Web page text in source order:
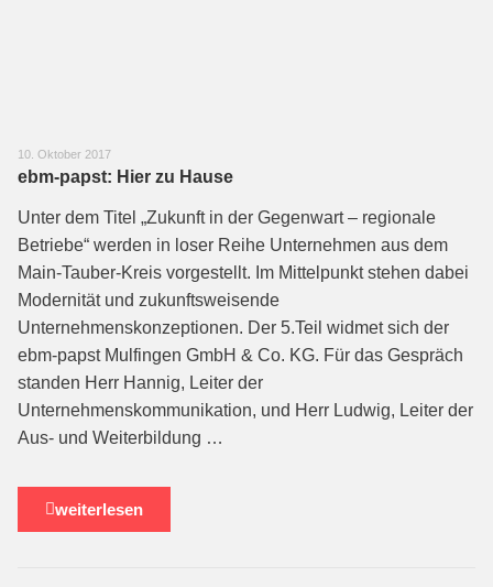
10. Oktober 2017
ebm-papst: Hier zu Hause
Unter dem Titel „Zukunft in der Gegenwart – regionale
Betriebe“ werden in loser Reihe Unternehmen aus dem
Main-Tauber-Kreis vorgestellt. Im Mittelpunkt stehen dabei
Modernität und zukunftsweisende
Unternehmenskonzeptionen. Der 5.Teil widmet sich der
ebm-papst Mulfingen GmbH & Co. KG. Für das Gespräch
standen Herr Hannig, Leiter der
Unternehmenskommunikation, und Herr Ludwig, Leiter der
Aus- und Weiterbildung …
weiterlesen